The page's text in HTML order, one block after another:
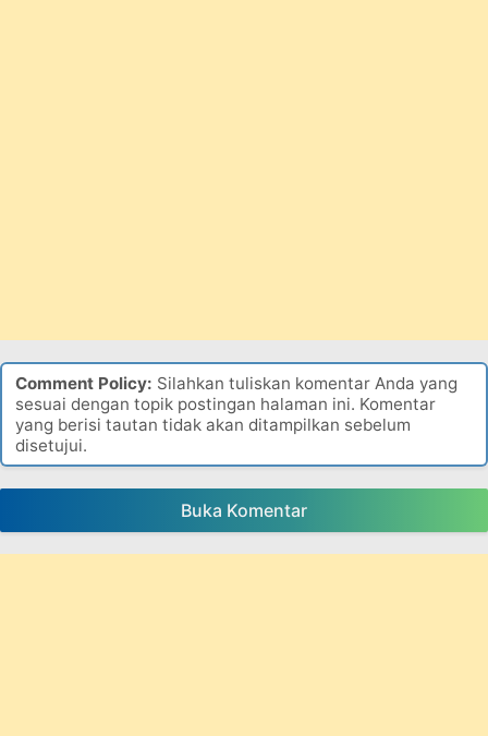
Comment Policy: Silahkan tuliskan komentar Anda yang
sesuai dengan topik postingan halaman ini. Komentar
yang berisi tautan tidak akan ditampilkan sebelum
disetujui.
Buka Komentar